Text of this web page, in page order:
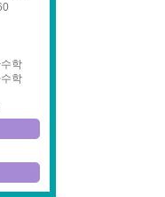
학
학